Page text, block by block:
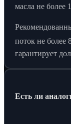
масла не более
поток не более
гарантирует
Есть ли